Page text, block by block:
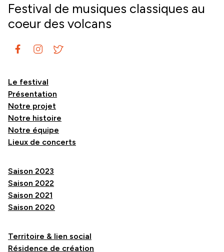
Festival de musiques classiques au
coeur des volcans
Le festival
Présentation
Notre projet
Notre histoire
Notre équipe
Lieux de concerts
Saison 2023
Saison 2022
Saison 2021
Saison 2020
Territoire & lien social
Résidence de création